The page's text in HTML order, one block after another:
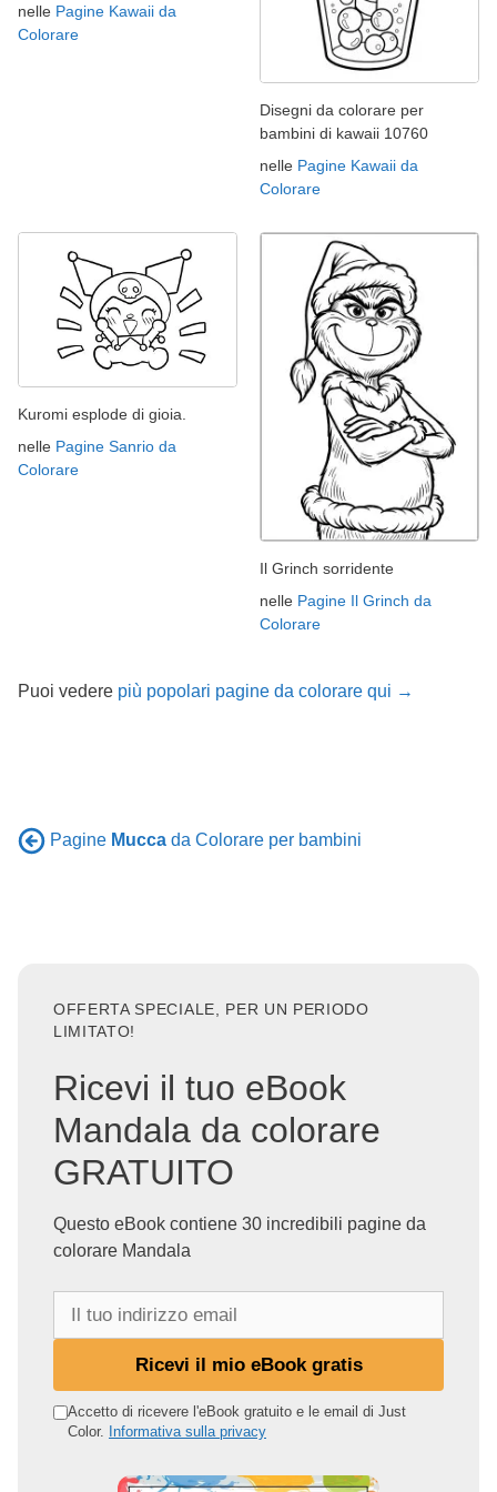
nelle Pagine Kawaii da
Colorare
Disegni da colorare per
bambini di kawaii 10760
nelle Pagine Kawaii da
Colorare
Kuromi esplode di gioia.
nelle Pagine Sanrio da
Colorare
Il Grinch sorridente
nelle Pagine Il Grinch da
Colorare
Puoi vedere più popolari pagine da colorare qui →
Pagine Mucca da Colorare per bambini
OFFERTA SPECIALE, PER UN PERIODO
LIMITATO!
Ricevi il tuo eBook
Mandala da colorare
GRATUITO
Questo eBook contiene 30 incredibili pagine da
colorare Mandala
o
Ricevi il mio eBook gratis
Accetto di ricevere l'eBook gratuito e le email di Just
Color. Informativa sulla privacy